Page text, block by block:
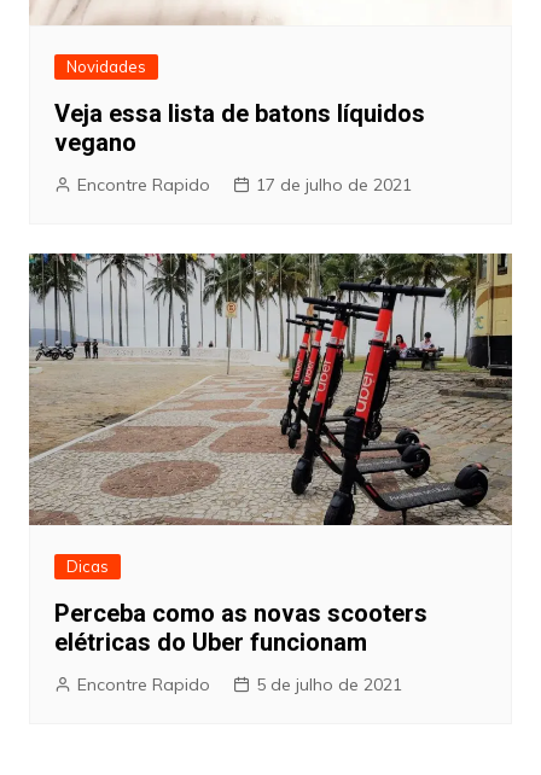
Novidades
Veja essa lista de batons líquidos
vegano
Encontre Rapido 17 de julho de 2021
Dicas
Perceba como as novas scooters
elétricas do Uber funcionam
Encontre Rapido 5 de julho de 2021